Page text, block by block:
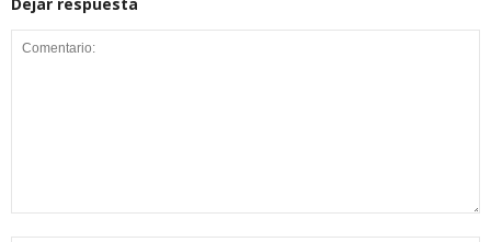
Dejar respuesta